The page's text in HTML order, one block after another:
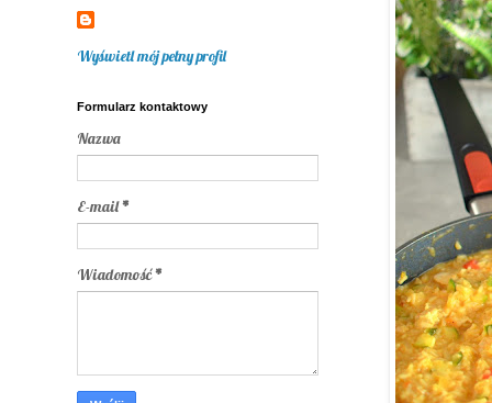
Wyświetl mój pełny profil
Formularz kontaktowy
Nazwa
E-mail*
Wiadomość*